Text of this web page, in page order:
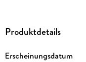
Produktdetails
Erscheinungsdatum